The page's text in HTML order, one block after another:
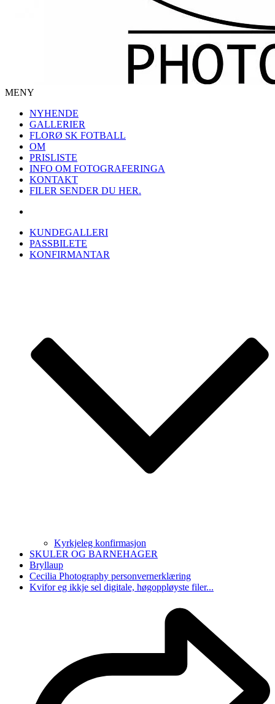
MENY
NYHENDE
GALLERIER
FLORØ SK FOTBALL
OM
PRISLISTE
INFO OM FOTOGRAFERINGA
KONTAKT
FILER SENDER DU HER.
KUNDEGALLERI
PASSBILETE
KONFIRMANTAR
Kyrkjeleg konfirmasjon
SKULER OG BARNEHAGER
Bryllaup
Cecilia Photography personvernerklæring
Kvifor eg ikkje sel digitale, høgoppløyste filer...